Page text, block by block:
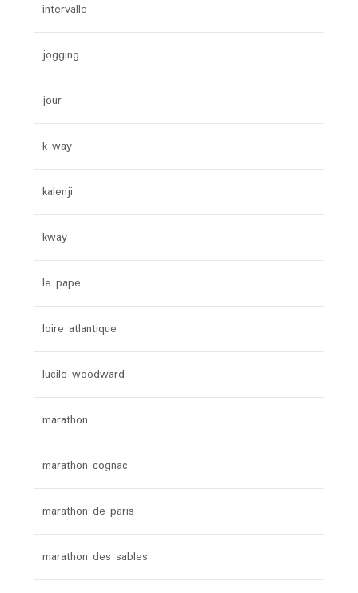
intervalle
jogging
jour
k way
kalenji
kway
le pape
loire atlantique
lucile woodward
marathon
marathon cognac
marathon de paris
marathon des sables